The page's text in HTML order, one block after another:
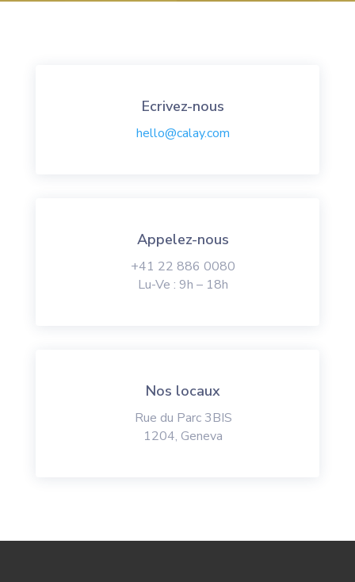
Ecrivez-nous
hello@calay.com
Appelez-nous
+41 22 886 0080
Lu-Ve : 9h – 18h
Nos locaux
Rue du Parc 3BIS
1204, Geneva